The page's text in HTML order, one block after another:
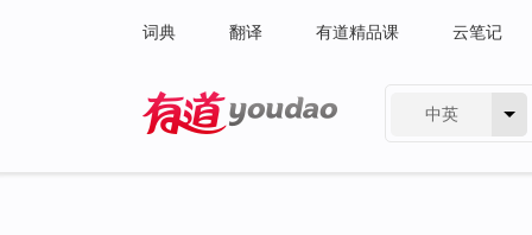
词典 翻译 有道精品课 云笔记
中英